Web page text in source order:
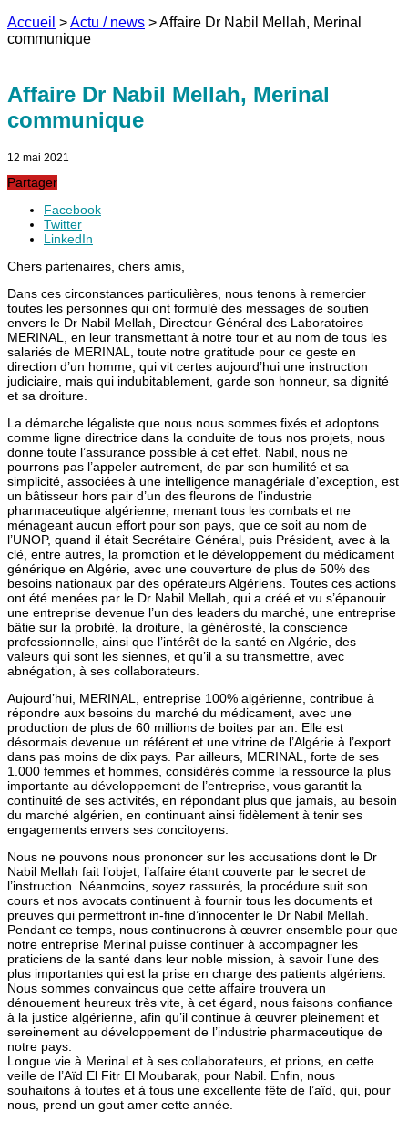
Accueil >Actu / news >Affaire Dr Nabil Mellah, Merinal
communique
Affaire Dr Nabil Mellah, Merinal
communique
12 mai 2021
Partager
Facebook
Twitter
LinkedIn
Chers partenaires, chers amis,
Dans ces circonstances particulières, nous tenons à remercier
toutes les personnes qui ont formulé des messages de soutien
envers le Dr Nabil Mellah, Directeur Général des Laboratoires
MERINAL, en leur transmettant à notre tour et au nom de tous les
salariés de MERINAL, toute notre gratitude pour ce geste en
direction d’un homme, qui vit certes aujourd’hui une instruction
judiciaire, mais qui indubitablement, garde son honneur, sa dignité
et sa droiture.
La démarche légaliste que nous nous sommes fixés et adoptons
comme ligne directrice dans la conduite de tous nos projets, nous
donne toute l’assurance possible à cet effet. Nabil, nous ne
pourrons pas l’appeler autrement, de par son humilité et sa
simplicité, associées à une intelligence managériale d’exception, est
un bâtisseur hors pair d’un des fleurons de l’industrie
pharmaceutique algérienne, menant tous les combats et ne
ménageant aucun effort pour son pays, que ce soit au nom de
l’UNOP, quand il était Secrétaire Général, puis Président, avec à la
clé, entre autres, la promotion et le développement du médicament
générique en Algérie, avec une couverture de plus de 50% des
besoins nationaux par des opérateurs Algériens. Toutes ces actions
ont été menées par le Dr Nabil Mellah, qui a créé et vu s’épanouir
une entreprise devenue l’un des leaders du marché, une entreprise
bâtie sur la probité, la droiture, la générosité, la conscience
professionnelle, ainsi que l’intérêt de la santé en Algérie, des
valeurs qui sont les siennes, et qu’il a su transmettre, avec
abnégation, à ses collaborateurs.
Aujourd’hui, MERINAL, entreprise 100% algérienne, contribue à
répondre aux besoins du marché du médicament, avec une
production de plus de 60 millions de boites par an. Elle est
désormais devenue un référent et une vitrine de l’Algérie à l’export
dans pas moins de dix pays. Par ailleurs, MERINAL, forte de ses
1.000 femmes et hommes, considérés comme la ressource la plus
importante au développement de l’entreprise, vous garantit la
continuité de ses activités, en répondant plus que jamais, au besoin
du marché algérien, en continuant ainsi fidèlement à tenir ses
engagements envers ses concitoyens.
Nous ne pouvons nous prononcer sur les accusations dont le Dr
Nabil Mellah fait l’objet, l’affaire étant couverte par le secret de
l’instruction. Néanmoins, soyez rassurés, la procédure suit son
cours et nos avocats continuent à fournir tous les documents et
preuves qui permettront in-fine d’innocenter le Dr Nabil Mellah.
Pendant ce temps, nous continuerons à œuvrer ensemble pour que
notre entreprise Merinal puisse continuer à accompagner les
praticiens de la santé dans leur noble mission, à savoir l’une des
plus importantes qui est la prise en charge des patients algériens.
Nous sommes convaincus que cette affaire trouvera un
dénouement heureux très vite, à cet égard, nous faisons confiance
à la justice algérienne, afin qu’il continue à œuvrer pleinement et
sereinement au développement de l’industrie pharmaceutique de
notre pays.
Longue vie à Merinal et à ses collaborateurs, et prions, en cette
veille de l’Aïd El Fitr El Moubarak, pour Nabil. Enfin, nous
souhaitons à toutes et à tous une excellente fête de l’aïd, qui, pour
nous, prend un gout amer cette année.